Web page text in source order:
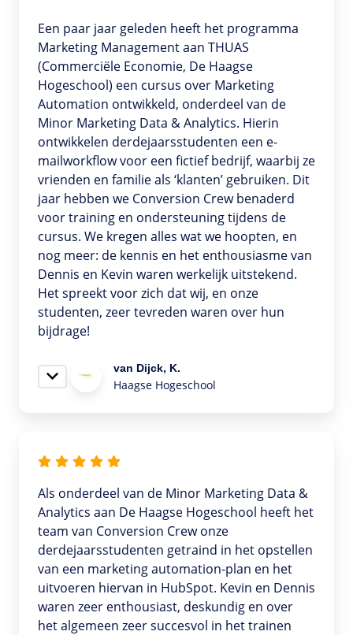
Een paar jaar geleden heeft het programma
Marketing Management aan THUAS
(Commerciële Economie, De Haagse
Hogeschool) een cursus over Marketing
Automation ontwikkeld, onderdeel van de
Minor Marketing Data & Analytics. Hierin
ontwikkelen derdejaarsstudenten een e-
mailworkflow voor een fictief bedrijf, waarbij ze
vrienden en familie als ‘klanten’ gebruiken. Dit
jaar hebben we Conversion Crew benaderd
voor training en ondersteuning tijdens de
cursus. We kregen alles wat we hoopten, en
nog meer: de kennis en het enthousiasme van
Dennis en Kevin waren werkelijk uitstekend.
Het spreekt voor zich dat wij, en onze
studenten, zeer tevreden waren over hun
bijdrage!
van Dijck, K.
Haagse Hogeschool
Als onderdeel van de Minor Marketing Data &
Analytics aan De Haagse Hogeschool heeft het
team van Conversion Crew onze
derdejaarsstudenten getraind in het opstellen
van een marketing automation-plan en het
uitvoeren hiervan in HubSpot. Kevin en Dennis
waren zeer enthousiast, deskundig en over
het algemeen zeer succesvol in het trainen